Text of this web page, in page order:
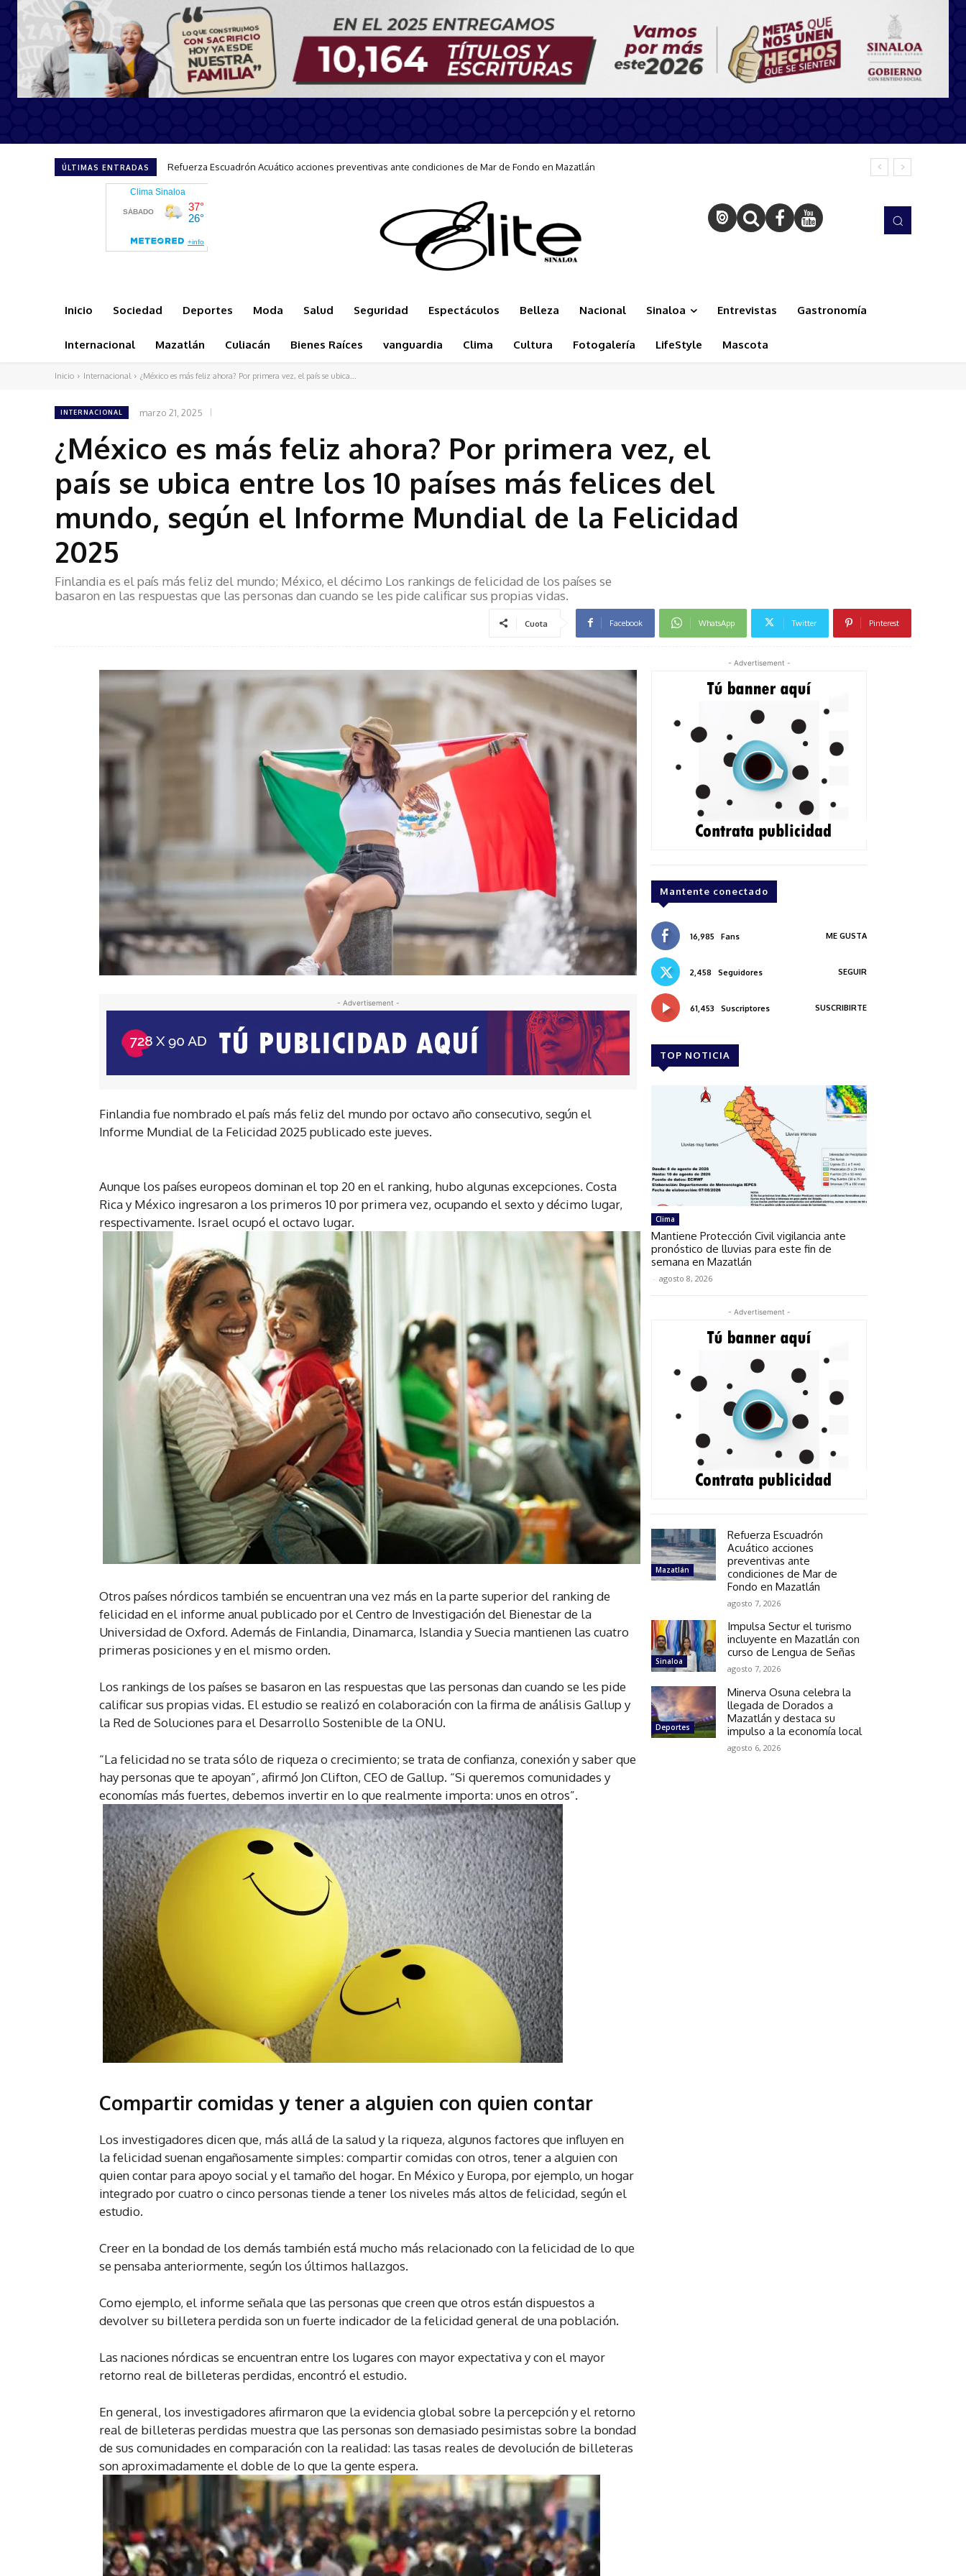
ÚLTIMAS ENTRADAS Refuerza Escuadrón Acuático acciones preventivas ante condiciones de Mar de Fondo en Mazatlán
Impulsa Sectur el turismo incluyente en Mazatlán con curso de Lengua de Señas
Inicio Sociedad Deportes Moda Salud Seguridad Espectáculos Belleza Nacional Sinaloa Entrevistas Gastronomía
Internacional Mazatlán Culiacán Bienes Raíces vanguardia Clima Cultura Fotogalería LifeStyle Mascota
Inicio Internacional ¿México es más feliz ahora? Por primera vez, el país se ubica...
INTERNACIONAL marzo 21, 2025
¿México es más feliz ahora? Por primera vez, el
país se ubica entre los 10 países más felices del
mundo, según el Informe Mundial de la Felicidad
2025
Finlandia es el país más feliz del mundo; México, el décimo Los rankings de felicidad de los países se
basaron en las respuestas que las personas dan cuando se les pide calificar sus propias vidas.
Cuota Facebook WhatsApp Twitter Pinterest
- Advertisement -
Finlandia fue nombrado el país más feliz del mundo por octavo año consecutivo, según el
Informe Mundial de la Felicidad 2025 publicado este jueves.
Aunque los países europeos dominan el top 20 en el ranking, hubo algunas excepciones. Costa
Rica y México ingresaron a los primeros 10 por primera vez, ocupando el sexto y décimo lugar,
respectivamente. Israel ocupó el octavo lugar.
Otros países nórdicos también se encuentran una vez más en la parte superior del ranking de
felicidad en el informe anual publicado por el Centro de Investigación del Bienestar de la
Universidad de Oxford. Además de Finlandia, Dinamarca, Islandia y Suecia mantienen las cuatro
primeras posiciones y en el mismo orden.
Los rankings de los países se basaron en las respuestas que las personas dan cuando se les pide
calificar sus propias vidas. El estudio se realizó en colaboración con la firma de análisis Gallup y
la Red de Soluciones para el Desarrollo Sostenible de la ONU.
“La felicidad no se trata sólo de riqueza o crecimiento; se trata de confianza, conexión y saber que
hay personas que te apoyan”, afirmó Jon Clifton, CEO de Gallup. “Si queremos comunidades y
economías más fuertes, debemos invertir en lo que realmente importa: unos en otros”.
Compartir comidas y tener a alguien con quien contar
Los investigadores dicen que, más allá de la salud y la riqueza, algunos factores que influyen en
la felicidad suenan engañosamente simples: compartir comidas con otros, tener a alguien con
quien contar para apoyo social y el tamaño del hogar. En México y Europa, por ejemplo, un hogar
integrado por cuatro o cinco personas tiende a tener los niveles más altos de felicidad, según el
estudio.
Creer en la bondad de los demás también está mucho más relacionado con la felicidad de lo que
se pensaba anteriormente, según los últimos hallazgos.
Como ejemplo, el informe señala que las personas que creen que otros están dispuestos a
devolver su billetera perdida son un fuerte indicador de la felicidad general de una población.
Las naciones nórdicas se encuentran entre los lugares con mayor expectativa y con el mayor
retorno real de billeteras perdidas, encontró el estudio.
En general, los investigadores afirmaron que la evidencia global sobre la percepción y el retorno
real de billeteras perdidas muestra que las personas son demasiado pesimistas sobre la bondad
de sus comunidades en comparación con la realidad: las tasas reales de devolución de billeteras
son aproximadamente el doble de lo que la gente espera.
- Advertisement -
Mantente conectado
16,985 Fans ME GUSTA
2,458 Seguidores SEGUIR
61,453 Suscriptores SUSCRIBIRTE
TOP NOTICIA
Clima
Mantiene Protección Civil vigilancia ante
pronóstico de lluvias para este fin de
semana en Mazatlán
- agosto 8, 2026
- Advertisement -
Mazatlán
Refuerza Escuadrón
Acuático acciones
preventivas ante
condiciones de Mar de
Fondo en Mazatlán
agosto 7, 2026
Sinaloa
Impulsa Sectur el turismo
incluyente en Mazatlán con
curso de Lengua de Señas
agosto 7, 2026
Deportes
Minerva Osuna celebra la
llegada de Dorados a
Mazatlán y destaca su
impulso a la economía local
agosto 6, 2026